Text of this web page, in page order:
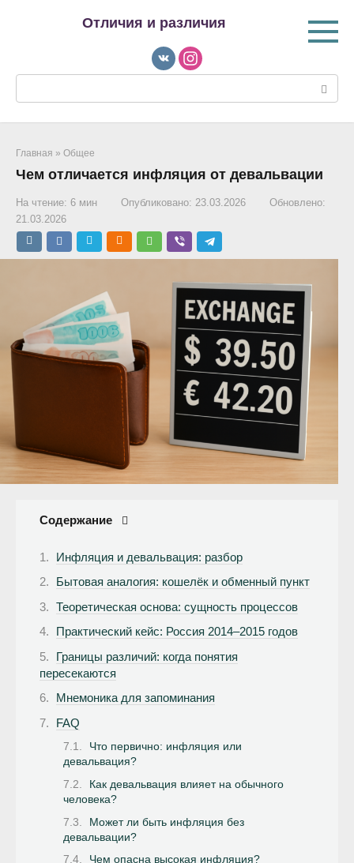
Отличия и различия
Главная » Общее
Чем отличается инфляция от девальвации
На чтение: 6 мин Опубликовано: 23.03.2026
Обновлено:
21.03.2026
Содержание
Инфляция и девальвация: разбор
Бытовая аналогия: кошелёк и обменный пункт
Теоретическая основа: сущность процессов
Практический кейс: Россия 2014–2015 годов
Границы различий: когда понятия
пересекаются
Мнемоника для запоминания
FAQ
Что первично: инфляция или
девальвация?
Как девальвация влияет на обычного
человека?
Может ли быть инфляция без
девальвации?
Чем опасна высокая инфляция?